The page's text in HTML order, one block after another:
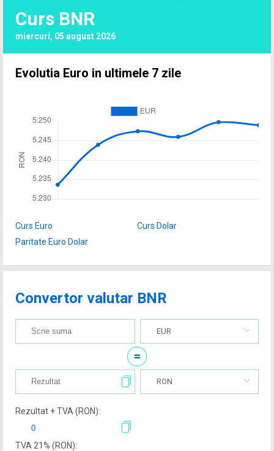
Curs BNR
miercuri, 05 august 2026
Evolutia Euro in ultimele 7 zile
Curs Euro
Curs Dolar
Paritate Euro Dolar
Convertor valutar BNR
EUR
=
RON
Rezultat + TVA (RON):
TVA 21% (RON):